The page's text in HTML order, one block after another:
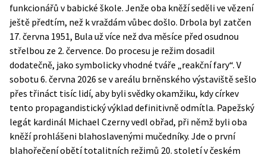
funkcionářů v babické škole. Jenže oba kněží seděli ve vězení
ještě předtím, než k vraždám vůbec došlo. Drbola byl zatčen
17. června 1951, Bula už více než dva měsíce před osudnou
střelbou ze 2. července. Do procesu je režim dosadil
dodatečně, jako symbolicky vhodné tváře „reakční fary“. V
sobotu 6. června 2026 se v areálu brněnského výstaviště sešlo
přes třináct tisíc lidí, aby byli svědky okamžiku, kdy církev
tento propagandistický výklad definitivně odmítla. Papežský
legát kardinál Michael Czerny vedl obřad, při němž byli oba
kněží prohlášeni blahoslavenými mučedníky. Jde o první
blahořečení obětí totalitních režimů 20. století v českém